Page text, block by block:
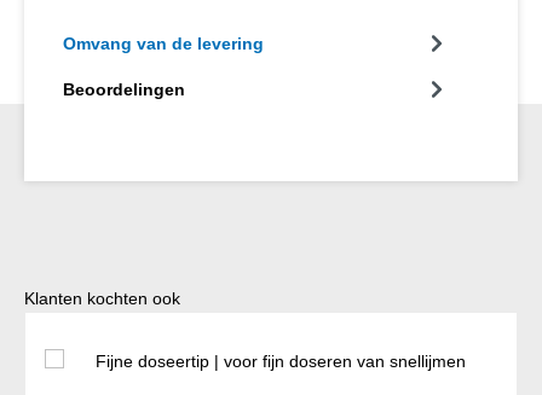
Omvang van de levering
Beoordelingen
Productgalerij overslaan
Klanten kochten ook